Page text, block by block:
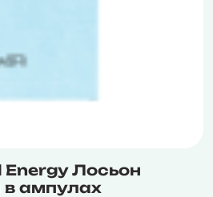
Energy Лосьон
ампулах